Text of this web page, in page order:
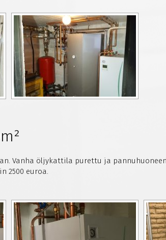
Vanha öljykattila purettu ja
2500 euroa.